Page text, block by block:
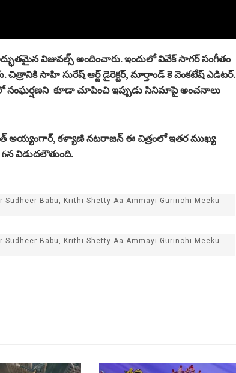
విజువల్స్ అందించారు. ఇందులో వివేక్ సాగర్ సంగీతం
సాహి సురేష్ ఆర్ట్ డైరెక్టర్, మార్తాండ్ కె వెంకటేష్ ఎడిటర్.
కూడా చూపించి ఇప్పుడు సినిమాపై అంచ‌నాలు
అయ్యంగార్, కళ్యాణి నటరాజన్ ఈ చిత్రంలో ఇతర ముఖ్య
విడుదలౌతుంది.
Babu, Krithi Shetty Aa Ammayi Gurinchi Meeku
Babu, Krithi Shetty Aa Ammayi Gurinchi Meeku